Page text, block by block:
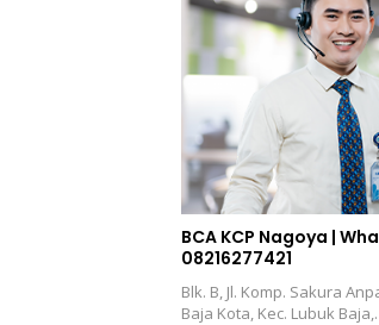
BCA KCP Nagoya |
08216277421
Blk. B, Jl. Komp. Sakura
Baja Kota, Kec. Lubuk